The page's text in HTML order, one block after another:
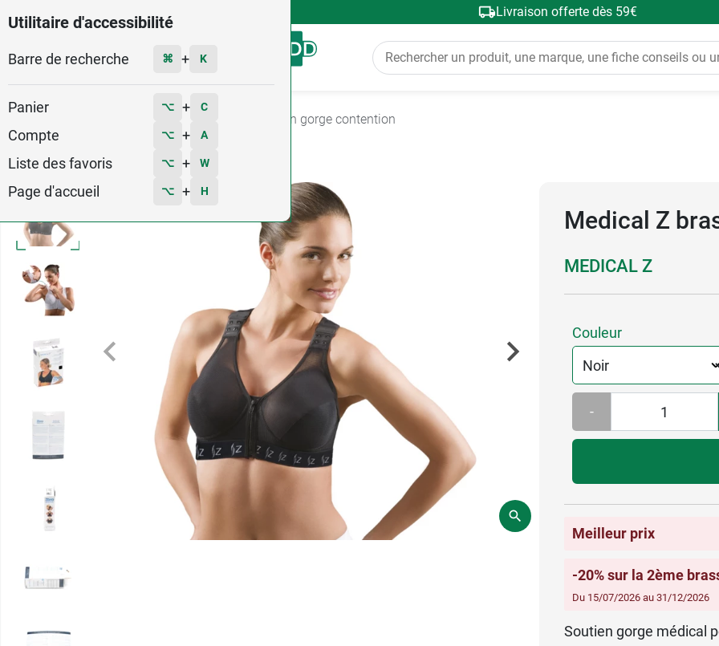
Utilitaire d'accessibilité
Barre de recherche ⌘ + K
Panier ⌥ + C
Compte ⌥ + A
Liste des favoris ⌥ + W
Page d'accueil ⌥ + H
Livraison offerte dès 59€
Menu
Soutien gorge contention
115
Medical Z
MEDICAL Z
Couleur
-
Meilleur prix
-20% sur la 2ème
Du 15/07/2026 au 31/12/2026
Soutien gorge médical